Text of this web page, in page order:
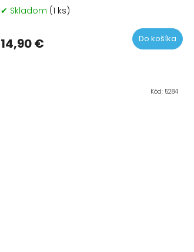
✔ Skladom (1 ks)
14,90 € Do košíka
Kód: 5284